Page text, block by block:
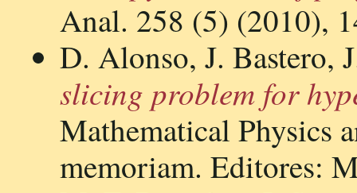
Anal. 258 (5) (2010),
D. Alonso, J. Bastero,
slicing problem for
Mathematical Physics
memoriam. Editores: